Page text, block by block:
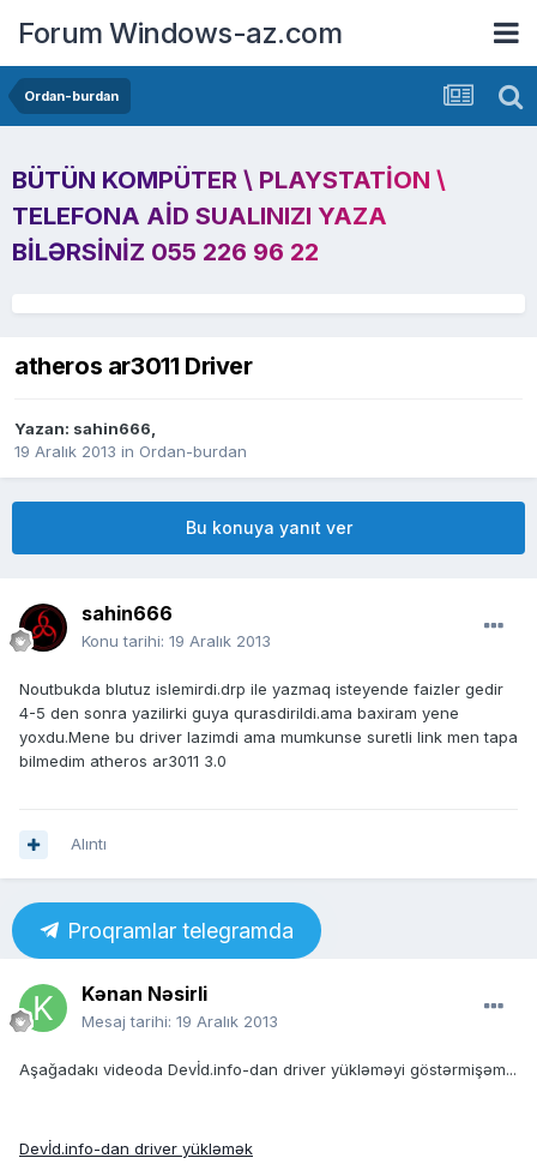
Forum Windows-az.com
Ordan-burdan
BÜTÜN KOMPÜTER \ PLAYSTATION \
TELEFONA AID SUALINIZI YAZA
BILƏRSINIZ 055 226 96 22
atheros ar3011 Driver
Yazan: sahin666,
19 Aralık 2013 in Ordan-burdan
Bu konuya yanıt ver
sahin666
Konu tarihi: 19 Aralık 2013
Noutbukda blutuz islemirdi.drp ile yazmaq isteyende faizler gedir
4-5 den sonra yazilirki guya qurasdirildi.ama baxiram yene
yoxdu.Mene bu driver lazimdi ama mumkunse suretli link men tapa
bilmedim atheros ar3011 3.0
Alıntı
Proqramlar telegramda
Kənan Nəsirli
Mesaj tarihi: 19 Aralık 2013
Aşağadakı videoda Devİd.info-dan driver yükləməyi göstərmişəm...
Devİd.info-dan driver yükləmək